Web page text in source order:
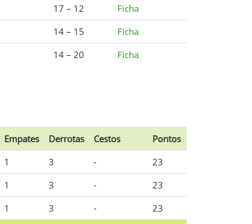
17 – 12
Ficha
14 – 15
Ficha
14 – 20 Ficha
Empates Derrotas Cestos
Pontos
1 3 -
23
1 3 -
23
1 3 -
23